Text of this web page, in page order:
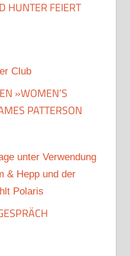
HUNTER FEIERT
»WOMEN’S
PATTERSON